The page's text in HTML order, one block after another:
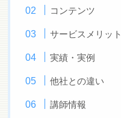
コンテンツ
サービスメリット
実績・実例
他社との違い
講師情報